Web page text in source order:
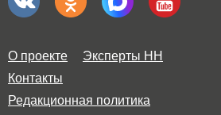
О проекте
Эксперты НН
Контакты
Редакционная политика